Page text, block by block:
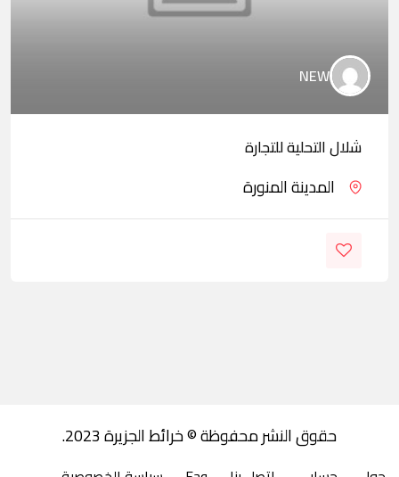
NEW
شلال التحلية للتجارة
المدينة المنورة
حقوق النشر محفوظة © خرائط الجزيرة 2023.